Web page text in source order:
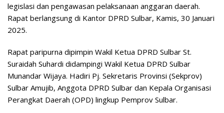
legislasi dan pengawasan pelaksanaan anggaran daerah.
Rapat berlangsung di Kantor DPRD Sulbar, Kamis, 30 Januari
2025.
Rapat paripurna dipimpin Wakil Ketua DPRD Sulbar St.
Suraidah Suhardi didampingi Wakil Ketua DPRD Sulbar
Munandar Wijaya. Hadiri Pj. Sekretaris Provinsi (Sekprov)
Sulbar Amujib, Anggota DPRD Sulbar dan Kepala Organisasi
Perangkat Daerah (OPD) lingkup Pemprov Sulbar.